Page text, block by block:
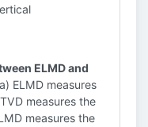
ELMD and
a) ELMD measures
measures the
measures the